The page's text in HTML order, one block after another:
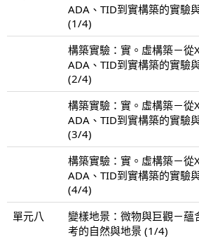
ADA、TID到實構築的實驗
(1/4)
構築實驗：實。虛構築－從
ADA、TID到實構築的實驗
(2/4)
構築實驗：實。虛構築－從
ADA、TID到實構築的實驗
(3/4)
構築實驗：實。虛構築－從
ADA、TID到實構築的實驗
(4/4)
單元八
變樣地景：微物與巨觀－蘊
考的自然與地景 (1/4)